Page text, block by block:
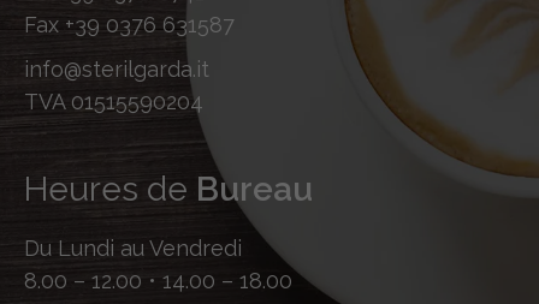
Fax +39 0376 631587
info@sterilgarda.it
TVA 01515590204
Heures de Bureau
Du Lundi au Vendredi
8.00 – 12.00 • 14.00 – 18.00